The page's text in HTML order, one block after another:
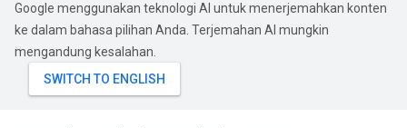
Google menggunakan teknologi AI untuk menerjemahkan konten
ke dalam bahasa pilihan Anda. Terjemahan AI mungkin
mengandung kesalahan.